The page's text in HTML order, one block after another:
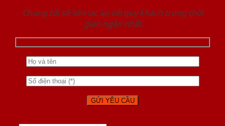
Chúng tôi sẽ liên lạc lại với quý khách trong thời
gian ngắn nhất